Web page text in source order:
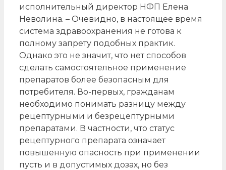
исполнительный директор НФП Елена
Неволина. – Очевидно, в настоящее время
система здравоохранения не готова к
полному запрету подобных практик.
Однако это не значит, что нет способов
сделать самостоятельное применение
препаратов более безопасным для
потребителя. Во-первых, гражданам
необходимо понимать разницу между
рецептурными и безрецептурными
препаратами. В частности, что статус
рецептурного препарата означает
повышенную опасность при применении
пусть и в допустимых дозах, но без